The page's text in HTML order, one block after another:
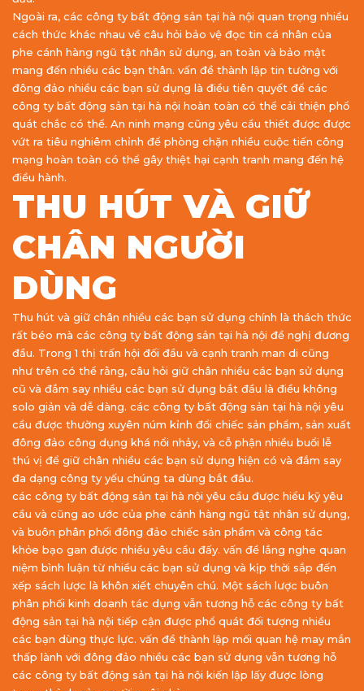
Ngoài ra, các công ty bất động sản tại hà nội quan trọng nhiều
cách thức khác nhau về câu hỏi bảo vệ đọc tin cá nhân của
phe cánh hàng ngũ tật nhân sử dụng, an toàn và bảo mật
mang đến nhiều các bạn thân. vấn đề thành lập tin tưởng với
đông đảo nhiều các bạn sử dụng là điều tiên quyết để các
công ty bất động sản tại hà nội hoàn toàn có thể cải thiện phổ
quát chắc có thể. An ninh mạng cũng yêu cầu thiết được được
vứt ra tiêu nghiêm chỉnh để phòng chặn nhiều cuộc tiến công
mạng hoàn toàn có thể gây thiệt hại cạnh tranh mang đến hệ
điều hành.
THU HÚT VÀ GIỮ
CHÂN NGƯỜI
DÙNG
Thu hút và giữ chân nhiều các bạn sử dụng chính là thách thức
rất béo mà các công ty bất động sản tại hà nội đề nghị đương
đầu. Trong 1 thị trấn hội đối đầu và cạnh tranh man di cũng
như trên có thể rằng, câu hỏi giữ chân nhiều các bạn sử dụng
cũ và đắm say nhiều các bạn sử dụng bắt đầu là điều không
solo giản và dễ dàng. các công ty bất động sản tại hà nội yêu
cầu được thường xuyên núm kỉnh đổi chiếc sản phẩm, sản xuất
đông đảo công dụng khá nổi nhảy, và cỗ phận nhiều buổi lễ
thú vị để giữ chân nhiều các bạn sử dụng hiện có và đắm say
đa dạng công ty yếu chúng ta dùng bắt đầu.
các công ty bất động sản tại hà nội yêu cầu được hiểu kỹ yêu
cầu và cũng ao ước của phe cánh hàng ngũ tật nhân sử dụng,
và buôn phân phối đông đảo chiếc sản phẩm và công tác
khỏe bạo gan được nhiều yêu cầu đấy. vấn đề lắng nghe quan
niệm bình luận từ nhiều các bạn sử dụng và kịp thời sắp đến
xếp sách lược là khôn xiết chuyên chú. Một sách lược buôn
phân phối kinh doanh tác dụng vẫn tương hỗ các công ty bất
động sản tại hà nội tiếp cận được phổ quát đối tượng nhiều
các bạn dùng thực lực. vấn đề thành lập mối quan hệ may mắn
thấp lành với đông đảo nhiều các bạn sử dụng vẫn tương hỗ
các công ty bất động sản tại hà nội kiến lập lấy được lòng